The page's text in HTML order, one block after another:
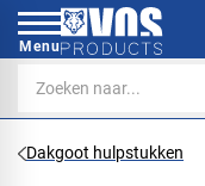
Menu
Dakgoot hulpstukken